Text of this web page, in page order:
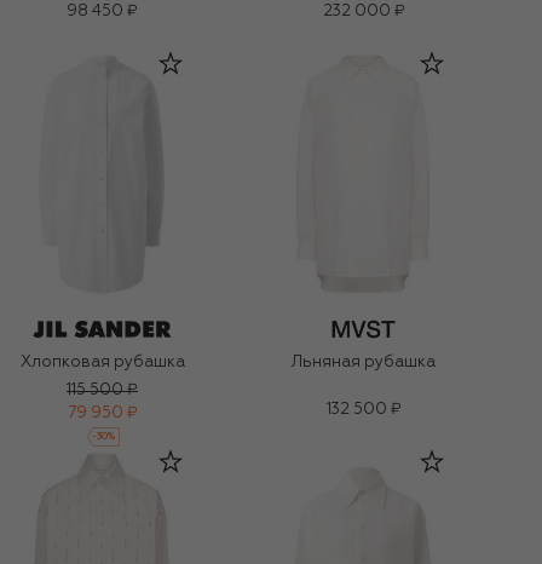
98 450 ₽
232 000 ₽
Хлопковая рубашка
115 500 ₽
79 950 ₽
-30%
Льняная рубашка
132 500 ₽